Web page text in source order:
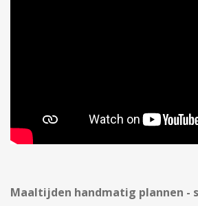
Maaltijden handmatig plannen -